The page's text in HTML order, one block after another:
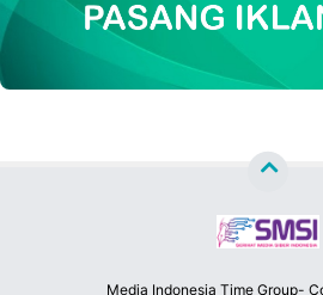
Media Indonesia Time Group-